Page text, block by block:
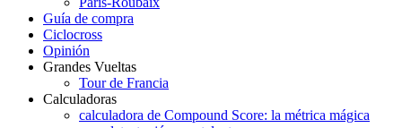
Guía de compra
Ciclocross
Opinión
Grandes Vueltas
Tour de Francia
Calculadoras
calculadora de Compound Score: la métrica mágica